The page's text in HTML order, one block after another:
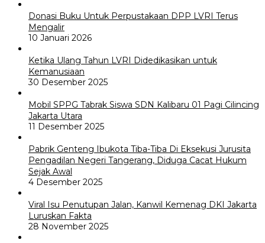
Donasi Buku Untuk Perpustakaan DPP LVRI Terus
Mengalir
10 Januari 2026
Ketika Ulang Tahun LVRI Didedikasikan untuk
Kemanusiaan
30 Desember 2025
Mobil SPPG Tabrak Siswa SDN Kalibaru 01 Pagi Cilincing
Jakarta Utara
11 Desember 2025
Pabrik Genteng Ibukota Tiba-Tiba Di Eksekusi Jurusita
Pengadilan Negeri Tangerang, Diduga Cacat Hukum
Sejak Awal
4 Desember 2025
Viral Isu Penutupan Jalan, Kanwil Kemenag DKI Jakarta
Luruskan Fakta
28 November 2025